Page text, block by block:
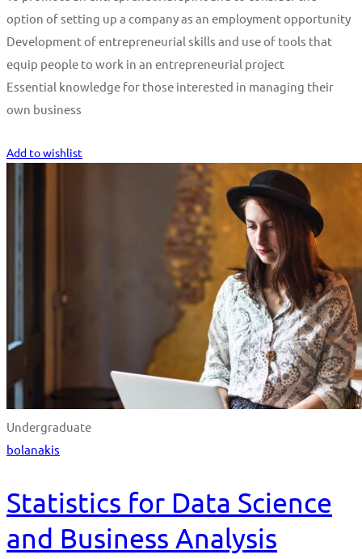
option of setting up a company as an employment opportunity
Development of entrepreneurial skills and use of tools that
equip people to work in an entrepreneurial project
Essential knowledge for those interested in managing their
own business
Add to wishlist
Undergraduate
bolanakis
Statistics for Data Science
and Business Analysis